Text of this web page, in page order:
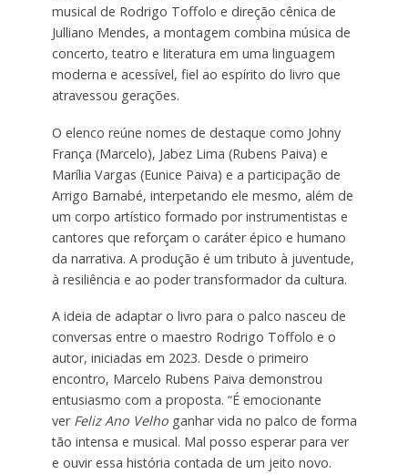
musical de Rodrigo Toffolo e direção cênica de
Julliano Mendes, a montagem combina música de
concerto, teatro e literatura em uma linguagem
moderna e acessível, fiel ao espírito do livro que
atravessou gerações.
O elenco reúne nomes de destaque como Johny
França (Marcelo), Jabez Lima (Rubens Paiva) e
Marília Vargas (Eunice Paiva) e a participação de
Arrigo Barnabé, interpetando ele mesmo, além de
um corpo artístico formado por instrumentistas e
cantores que reforçam o caráter épico e humano
da narrativa. A produção é um tributo à juventude,
à resiliência e ao poder transformador da cultura.
A ideia de adaptar o livro para o palco nasceu de
conversas entre o maestro Rodrigo Toffolo e o
autor, iniciadas em 2023. Desde o primeiro
encontro, Marcelo Rubens Paiva demonstrou
entusiasmo com a proposta. “É emocionante
ver Feliz Ano Velhoganhar vida no palco de forma
tão intensa e musical. Mal posso esperar para ver
e ouvir essa história contada de um jeito novo.